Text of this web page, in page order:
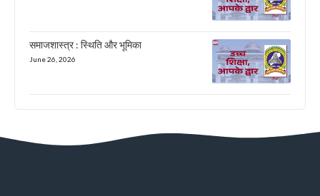
समाजशास्त्र : स्थिति और भूमिका
June 26, 2026